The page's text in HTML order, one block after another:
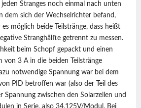
Stranges noch einmal nach unten
dem sich der Wechselrichter befand,
möglich beide Teilstränge, dass heißt
Stranghälfte getrennt zu messen.
beim Schopf gepackt und einen
von 3 A in die beiden Teilstränge
notwendige Spannung war bei dem
PID betroffen war (also der Teil des
Spannung zwischen den Solarzellen und
in Serie, also 34,125V/Modul. Bei